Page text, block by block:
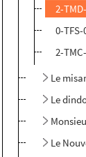
2-
0-
2-
Le
Le
Le